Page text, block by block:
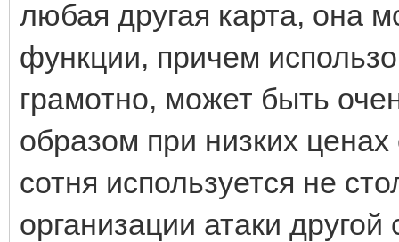
любая другая карта, она
функции, причем
грамотно, может быть
образом при низких
сотня используется не
организации атаки